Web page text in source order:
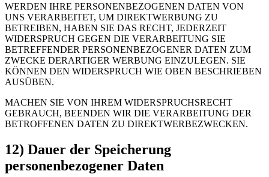
WERDEN IHRE PERSONENBEZOGENEN DATEN VON
UNS VERARBEITET, UM DIREKTWERBUNG ZU
BETREIBEN, HABEN SIE DAS RECHT, JEDERZEIT
WIDERSPRUCH GEGEN DIE VERARBEITUNG SIE
BETREFFENDER PERSONENBEZOGENER DATEN ZUM
ZWECKE DERARTIGER WERBUNG EINZULEGEN. SIE
KÖNNEN DEN WIDERSPRUCH WIE OBEN BESCHRIEBEN
AUSÜBEN.
MACHEN SIE VON IHREM WIDERSPRUCHSRECHT
GEBRAUCH, BEENDEN WIR DIE VERARBEITUNG DER
BETROFFENEN DATEN ZU DIREKTWERBEZWECKEN.
12) Dauer der Speicherung
personenbezogener Daten